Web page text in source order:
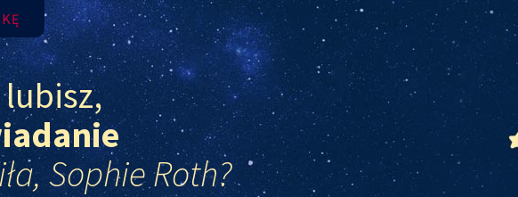
Sophie Roth?